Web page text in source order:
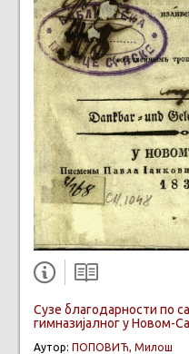
Сузе благодарности по
гимназијалног у Новом-
Аутор: ПОПОВИЋ, Милош